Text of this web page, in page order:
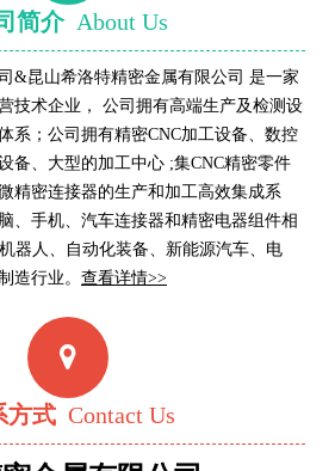
简介 About Us
&昆山希洛特精密金属有限公司 是一家
技术企业， 公司拥有高端生产及检测设
系；公司拥有精密CNC加工设备、数控
备、大型的加工中心 ;集CNC精密零件
精密连接器的生产和加工高效集成系
、手机、汽车连接器和精密电器组件相
器人
、自动化装备 新能源汽车、电
造行业。 查看详情>>
方式 Contact Us